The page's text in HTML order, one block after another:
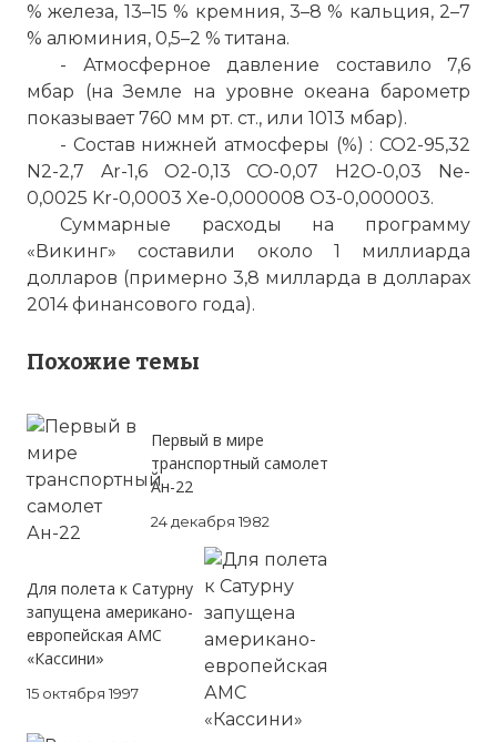
% железа, 13–15 % кремния, 3–8 % кальция, 2–7
% алюминия, 0,5–2 % титана.
- Атмосферное давление составило 7,6
мбар (на Земле на уровне океана барометр
показывает 760 мм рт. ст., или 1013 мбар).
- Состав нижней атмосферы (%) : CO2-95,32
N2-2,7 Ar-1,6 O2-0,13 CO-0,07 H2O-0,03 Ne-
0,0025 Kr-0,0003 Xe-0,000008 O3-0,000003.
Суммарные расходы на программу
«Викинг» составили около 1 миллиарда
долларов (примерно 3,8 милларда в долларах
2014 финансового года).
Похожие темы
Первый в мире
транспортный самолет
Ан-22
24 декабря 1982
Для полета к Сатурну
запущена американо-
европейская АМС
«Кассини»
15 октября 1997
Передача первого изображения
поверхности началась уже через 25
секунд после приземления и заняла 4
минуты. В следующие 7 минут была
произведена съёмка 300° панорамы.
Район посадки имел довольно ровный
рельеф и представлял собой песчаную
пустыню с большим количеством
камней, наполовину занесенных слоем
тонкой пыли.
Фото статьи: